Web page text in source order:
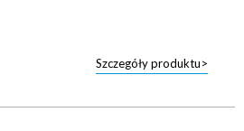
Szczegóły produktu>